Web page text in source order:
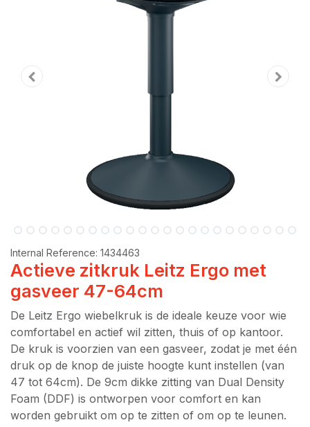
Internal Reference: 1434463
Actieve zitkruk Leitz Ergo met
gasveer 47-64cm
De Leitz Ergo wiebelkruk is de ideale keuze voor wie
comfortabel en actief wil zitten, thuis of op kantoor.
De kruk is voorzien van een gasveer, zodat je met één
druk op de knop de juiste hoogte kunt instellen (van
47 tot 64cm). De 9cm dikke zitting van Dual Density
Foam (DDF) is ontworpen voor comfort en kan
worden gebruikt om op te zitten of om op te leunen.